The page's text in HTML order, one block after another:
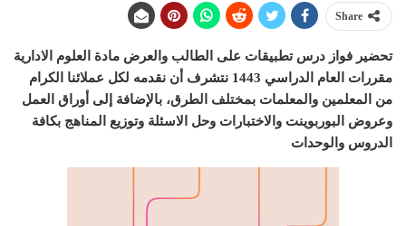
Share
تحضير فواز درس تطبيقات على الطالب والعرض مادة العلوم الادارية
مقررات العام الدراسي 1443 نتشرف أن نقدمه لكل عملائنا الكرام
من المعلمين والمعلمات بمختلف الطرق، بالإضافة إلى أوراق العمل
وعروض البوربوينت والاختبارات وحل الاسئلة وتوزيع المناهج بكافة
الدروس والوحدات